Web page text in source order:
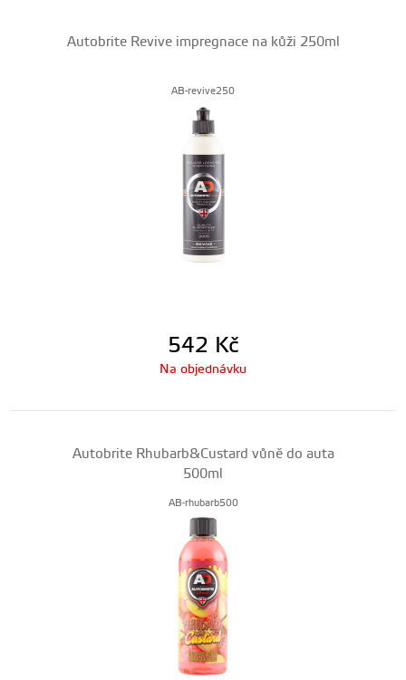
Autobrite Revive impregnace na kůži 250ml
AB-revive250
542 Kč
Na objednávku
Autobrite Rhubarb&Custard vůně do auta
500ml
AB-rhubarb500